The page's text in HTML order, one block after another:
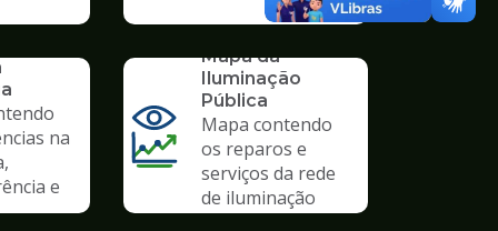
na
e
Mapa da
Iluminação
Pública
Mapa contendo
os reparos e
serviços da rede
de iluminação